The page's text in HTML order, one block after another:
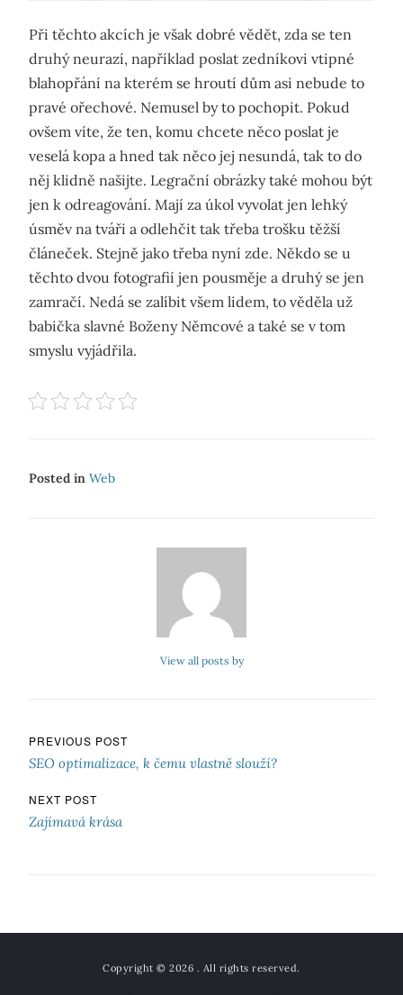
Při těchto akcích je však dobré vědět, zda se ten
druhý neurazí, například poslat zedníkovi vtipné
blahopřání na kterém se hroutí dům asi nebude to
pravé ořechové. Nemusel by to pochopit. Pokud
ovšem víte, že ten, komu chcete něco poslat je
veselá kopa a hned tak něco jej nesundá, tak to do
něj klidně našijte. Legrační obrázky také mohou být
jen k odreagování. Mají za úkol vyvolat jen lehký
úsměv na tváři a odlehčit tak třeba trošku těžší
článeček. Stejně jako třeba nyní zde. Někdo se u
těchto dvou fotografií jen pousměje a druhý se jen
zamračí. Nedá se zalíbit všem lidem, to věděla už
babička slavné Boženy Němcové a také se v tom
smyslu vyjádřila.
Posted in Web
View all posts by
Navigace pro příspěvek
PREVIOUS POST
SEO optimalizace, k čemu vlastně slouží?
NEXT POST
Zajímavá krása
Copyright © 2026 . All rights reserved.